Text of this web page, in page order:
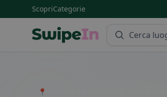
ScopriCategorie
📍 Entdecke Restaurants, Bars & Cafés